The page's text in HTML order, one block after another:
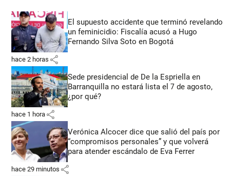
El supuesto accidente que terminó revelando
un feminicidio: Fiscalía acusó a Hugo
Fernando Silva Soto en Bogotá
hace 2 horas share
Sede presidencial de De la Espriella en
Barranquilla no estará lista el 7 de agosto,
¿por qué?
hace 1 hora share
Verónica Alcocer dice que salió del país por
“compromisos personales” y que volverá
para atender escándalo de Eva Ferrer
hace 29 minutos share